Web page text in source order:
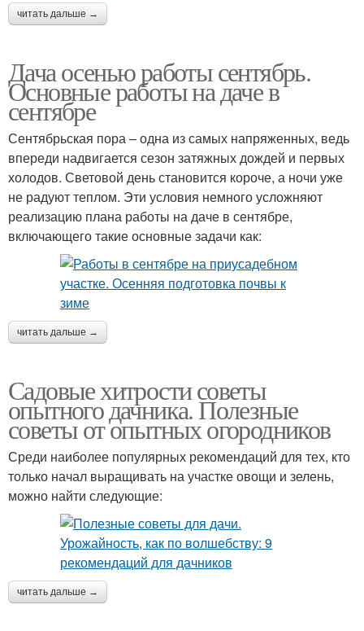
читать дальше →
Дача осенью работы сентябрь.
Основные работы на даче в
сентябре
Сентябрьская пора – одна из самых напряженных, ведь
впереди надвигается сезон затяжных дождей и первых
холодов. Световой день становится короче, а ночи уже
не радуют теплом. Эти условия немного усложняют
реализацию плана работы на даче в сентябре,
включающего такие основные задачи как:
читать дальше →
Садовые хитрости советы
опытного дачника. Полезные
советы от опытных огородников
Среди наиболее популярных рекомендаций для тех, кто
только начал выращивать на участке овощи и зелень,
можно найти следующие:
читать дальше →